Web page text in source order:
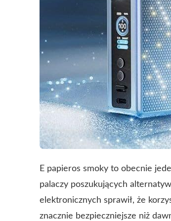
E papieros smoky to obecnie
palaczy poszukujących
elektronicznych sprawił, że
znacznie bezpieczniejsze niż